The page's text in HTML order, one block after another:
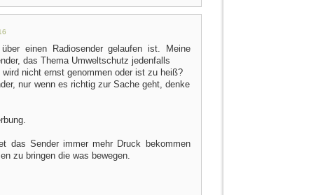
einen Radiosender gelaufen ist. Meine
das Thema Umweltschutz jedenfalls
nicht ernst genommen oder ist zu heiß?
nur wenn es richtig zur Sache geht, denke
das Sender immer mehr Druck bekommen
zu bringen die was bewegen.